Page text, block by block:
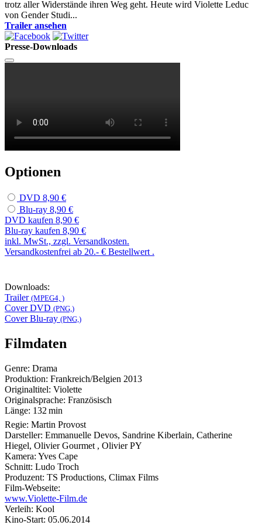
trotz aller Widerstände ihren Weg geht. Heute wird Violette Leduc
von Gender Studi...
Trailer ansehen
Presse-Downloads
Optionen
DVD 8,90 €
Blu-ray 8,90 €
DVD kaufen 8,90 €
Blu-ray kaufen 8,90 €
inkl. MwSt., zzgl. Versandkosten.
Versandkostenfrei ab 20.- € Bestellwert .
Downloads:
Trailer (MPEG4, )
Cover DVD (PNG,)
Cover Blu-ray (PNG,)
Filmdaten
Genre: Drama
Produktion: Frankreich/Belgien 2013
Originaltitel: Violette
Originalsprache: Französisch
Länge: 132 min
Regie: Martin Provost
Darsteller: Emmanuelle Devos, Sandrine Kiberlain, Catherine
Hiegel, Olivier Gourmet , Olivier PY
Kamera: Yves Cape
Schnitt: Ludo Troch
Produzent: TS Productions, Climax Films
Film-Webseite:
www.Violette-Film.de
Verleih: Kool
Kino-Start: 05.06.2014